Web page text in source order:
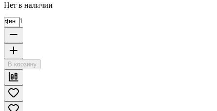
Нет в наличии
мин. 1
В корзину